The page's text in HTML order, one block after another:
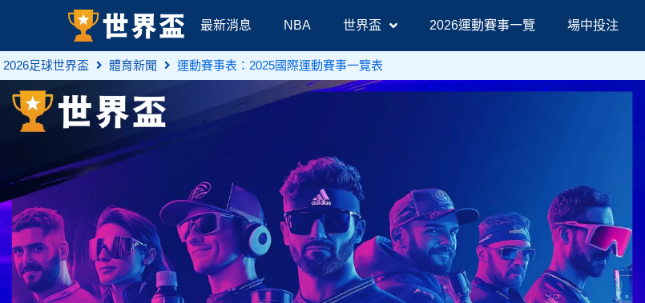
最新消息 NBA 世界盃 2026運動賽事一覽 場中投注
2026足球世界盃 體育新聞 運動賽事表：2025國際運動賽事一覽表